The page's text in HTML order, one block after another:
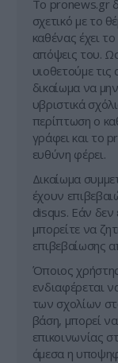
Tο pronews.gr
σχετικό με το
καθένας έχει
απόψεις του.
υιοθετούμε
δικαίωμα να
υβριστικά
περίπτωση ο
γράφει και το
ευθύνη φέρει.
Δικαίωμα
έχουν
disqus. Εάν δεν
μπορείτε να
επιβεβαίωσης
Όποιος
ενδιαφέρεται
των σχολίων
βάση, μπορεί να
επικοινωνίας
άμεσα η